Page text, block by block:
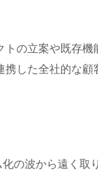
トの立案や既存機
携した全社的な
の波から遠く